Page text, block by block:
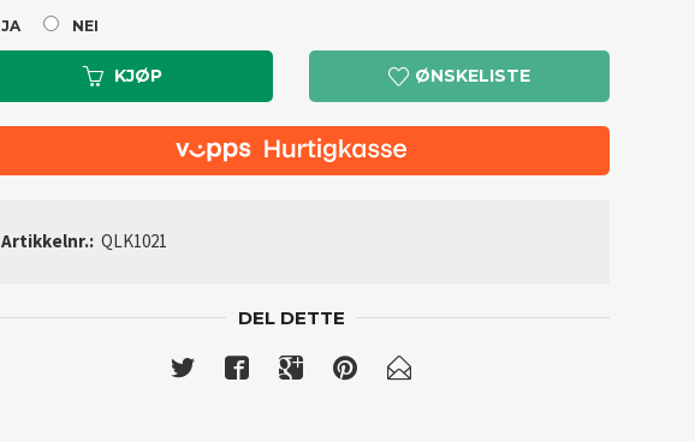
JA NEI
KJØP ØNSKELISTE
Artikkelnr.: QLK1021
DEL DETTE